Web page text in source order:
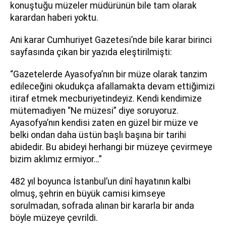
konuştuğu müzeler müdürünün bile tam olarak
karardan haberi yoktu.
Ani karar Cumhuriyet Gazetesi’nde bile karar birinci
sayfasında çıkan bir yazıda eleştirilmişti:
“Gazetelerde Ayasofya’nın bir müze olarak tanzim
edileceğini okudukça afallamakta devam ettiğimizi
itiraf etmek mecburiyetindeyiz. Kendi kendimize
mütemadiyen “Ne müzesi” diye soruyoruz.
Ayasofya’nın kendisi zaten en güzel bir müze ve
belki ondan daha üstün başlı başına bir tarihi
abidedir. Bu abideyi herhangi bir müzeye çevirmeye
bizim aklımız ermiyor…”
482 yıl boyunca İstanbul’un dinî hayatının kalbi
olmuş, şehrin en büyük camisi kimseye
sorulmadan, sofrada alınan bir kararla bir anda
böyle müzeye çevrildi.